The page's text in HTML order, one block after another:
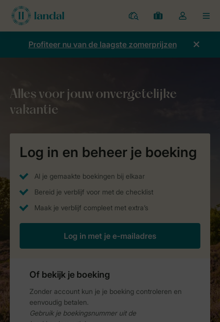
Parken
Mijn
boekingen
Open
de
dropdown
Profiteer nu van de laagste zomerprijzen